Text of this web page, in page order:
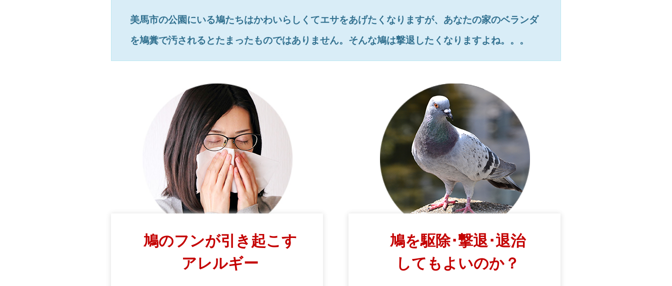
美馬市の公園にいる鳩たちはかわいらしくてエサをあげたくなりますが、あなたの家のベランダ
を鳩糞で汚されるとたまったものではありません。そんな鳩は撃退したくなりますよね。。。
鳩のフンが引き起こす
アレルギー
鳩を駆除･撃退･退治
してもよいのか？